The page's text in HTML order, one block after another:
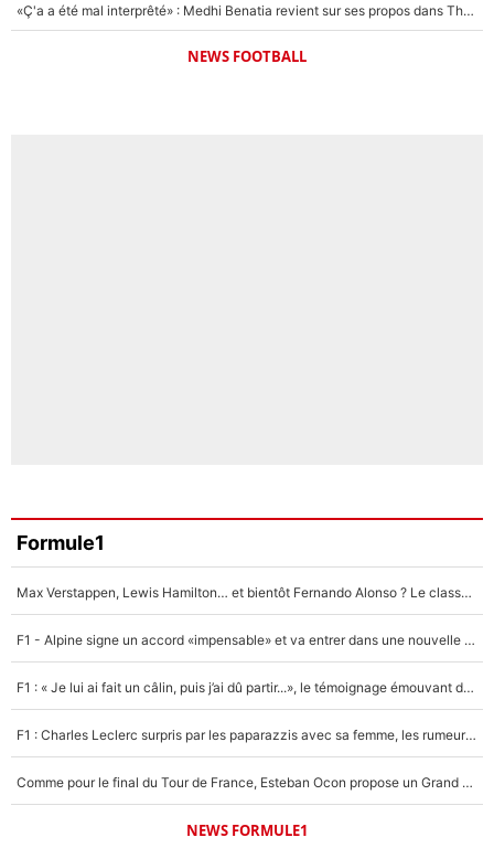
«Ç'a a été mal interprêté» : Medhi Benatia revient sur ses propos dans The Bridge et précise ses conditions pour rejoindre le PSG !
NEWS FOOTBALL
Formule1
Max Verstappen, Lewis Hamilton… et bientôt Fernando Alonso ? Le classement des pilotes les mieux payés en Formule 1 risque de changer !
F1 - Alpine signe un accord «impensable» et va entrer dans une nouvelle dimension : Grande nouvelle pour Pierre Gasly !
F1 : « Je lui ai fait un câlin, puis j’ai dû partir...», le témoignage émouvant de Max Verstappen sur sa fille
F1 : Charles Leclerc surpris par les paparazzis avec sa femme, les rumeurs étaient vraies !
Comme pour le final du Tour de France, Esteban Ocon propose un Grand Prix de Formule 1 à Paris : «Autour de l’Arc de Triomphe, ce serait génial» !
NEWS FORMULE1